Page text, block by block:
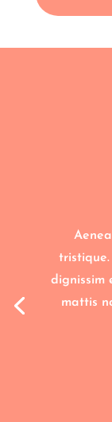
tristique.
dignissim
mattis